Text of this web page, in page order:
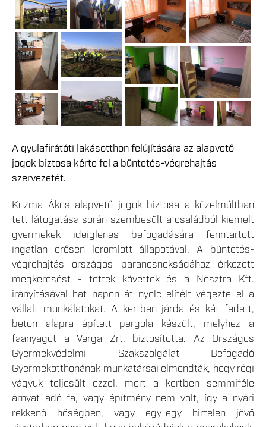
A gyulafirátóti lakásotthon felújítására az alapvető
jogok biztosa kérte fel a büntetés-végrehajtás
szervezetét.
Kozma Ákos alapvető jogok biztosa a közelmúltban
tett látogatása során szembesült a családból kiemelt
gyermekek ideiglenes befogadására fenntartott
ingatlan erősen leromlott állapotával. A büntetés-
végrehajtás országos parancsnokságához érkezett
megkeresést - tettek követtek és a Nosztra Kft.
irányításával hat napon át nyolc elítélt végezte el a
vállalt munkálatokat. A kertben járda és két fedett,
beton alapra épített pergola készült, melyhez a
faanyagot a Verga Zrt. biztosította. Az Országos
Gyermekvédelmi Szakszolgálat Befogadó
Gyermekotthonának munkatársai elmondták, hogy régi
vágyuk teljesült ezzel, mert a kertben semmiféle
árnyat adó fa, vagy építmény nem volt, így a nyári
rekkenő hőségben, vagy egy-egy hirtelen jövő